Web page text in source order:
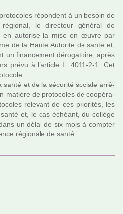
répon­dent à un besoin de
le direc­teur géné­ral de
en auto­rise la mise en œuvre par
de la Haute Autorité de santé et,
un finan­ce­ment déro­ga­toire, après
prévu à l’arti­cle L. 4011-2-1. Cet
santé et de la sécu­rité sociale arrê­
matière de pro­to­co­les de coo­pé­ra­
rele­vant de ces prio­ri­tés, les
et, le cas échéant, du col­lège
un délai de six mois à comp­ter
régio­nale de santé.